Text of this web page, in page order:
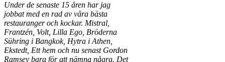
Under de senaste 15 åren har jag
jobbat med en rad av våra bästa
restauranger och kockar. Mistral,
Frantzén, Volt, Lilla Ego, Bröderna
Sühring i Bangkok, Hytra i Athen,
Ekstedt, Ett hem och nu senast Gordon
Ramsey bara för att nämna några. Det